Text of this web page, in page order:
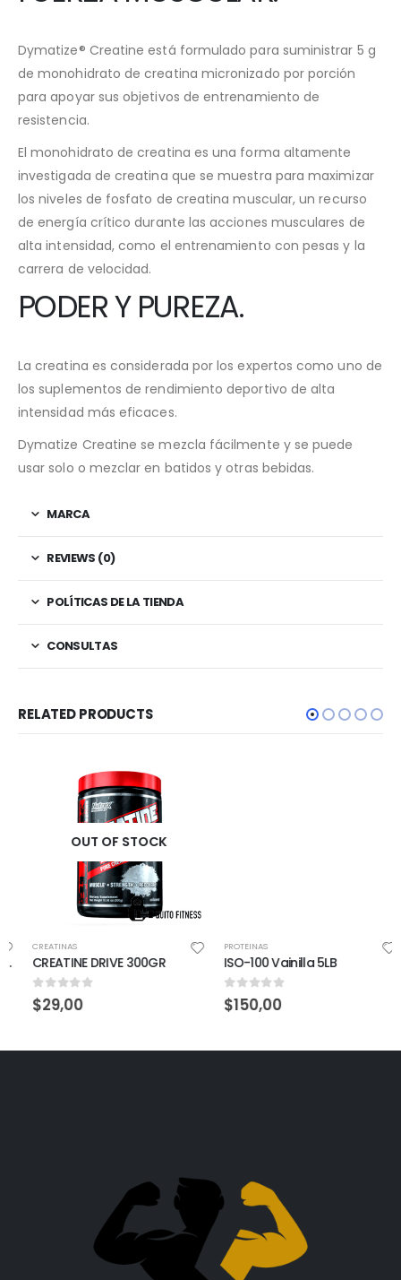
Dymatize® Creatine está formulado para suministrar 5 g
de monohidrato de creatina micronizado por porción
para apoyar sus objetivos de entrenamiento de
resistencia.
El monohidrato de creatina es una forma altamente
investigada de creatina que se muestra para maximizar
los niveles de fosfato de creatina muscular, un recurso
de energía crítico durante las acciones musculares de
alta intensidad, como el entrenamiento con pesas y la
carrera de velocidad.
PODER Y PUREZA.
La creatina es considerada por los expertos como uno de
los suplementos de rendimiento deportivo de alta
intensidad más eficaces.
Dymatize Creatine se mezcla fácilmente y se puede
usar solo o mezclar en batidos y otras bebidas.
MARCA
REVIEWS (0)
POLÍTICAS DE LA TIENDA
CONSULTAS
RELATED PRODUCTS
OUT OF STOCK
CREATINAS
CREATINE DRIVE 300GR
out of 5
29,00
PROTEINAS
ISO-100 Vainilla 5LB
out of 5
150,00